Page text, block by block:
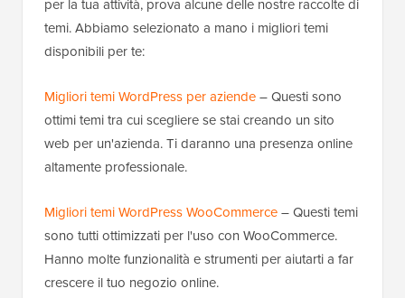
per la tua attività, prova alcune delle nostre raccolte di
temi. Abbiamo selezionato a mano i migliori temi
disponibili per te:
Migliori temi WordPress per aziende– Questi sono
ottimi temi tra cui scegliere se stai creando un sito
web per un'azienda. Ti daranno una presenza online
altamente professionale.
Migliori temi WordPress WooCommerce– Questi temi
sono tutti ottimizzati per l'uso con WooCommerce.
Hanno molte funzionalità e strumenti per aiutarti a far
crescere il tuo negozio online.